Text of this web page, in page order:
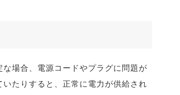
場合、電源コードやプラグに問題が
たりすると、正常に電力が供給され